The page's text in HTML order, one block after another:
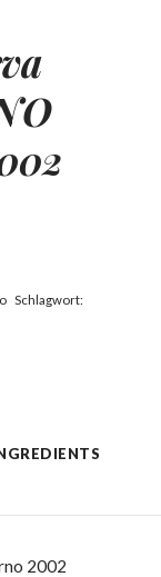
Schlagwort:
2002